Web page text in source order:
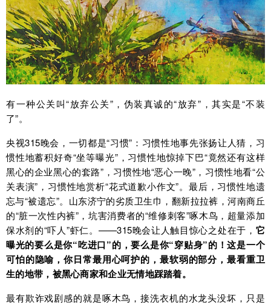
有一种公关叫“放弃公关”，伪装真诚的“放弃”，其实是“不装
了”。
央视315晚会，一切都是“习惯”：习惯性地事先张扬让人猜，习
惯性地蓄积好奇“坐等曝光”，习惯性地惊掉下巴“竟然还有这样
黑心的企业黑心的套路”，习惯性地“恶心一晚”，习惯性地看“公
关表演”，习惯性地赏析“花式道歉小作文”。最后，习惯性地遗
忘与“被遗忘”。山东济宁的劣质卫生巾，翻新拉拉裤，河南商丘
的“脏一次性内裤”，坑害消费者的“维修刺客”啄木鸟，超量添加
保水剂的“吓人”虾仁。——315晚会让人触目惊心之处在于， 它
曝光的要么是你“吃进口”的，要么是你“穿贴身”的！这是一个
可怕的隐喻，你日常最用心呵护的，最软弱的部分，最看重卫
生的地带，被黑心商家和企业无情地踩踏着。
最有欺诈戏剧感的就是啄木鸟，接洗衣机的水龙头没坏，只是